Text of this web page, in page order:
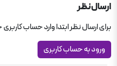
ارسال نظر
برای ارسال نظر ابتدا وارد حساب
ورود به حساب کاربری